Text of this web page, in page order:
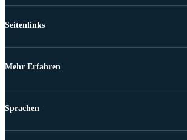
Seitenlinks
Mehr Erfahren
Sprachen